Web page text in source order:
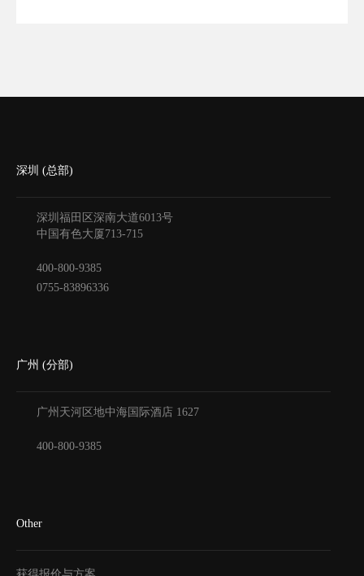
深圳 (总部)
深圳福田区深南大道6013号
中国有色大厦 713-715
400-800-9385
0755-83896336
广州 (分部)
广州天河区地中海国际酒店 1627
400-800-9385
Other